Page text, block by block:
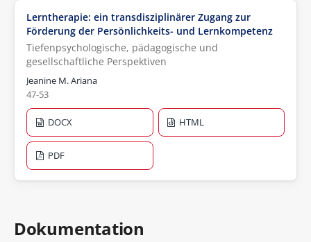
Lerntherapie: ein transdisziplinärer Zugang zur
Förderung der Persönlichkeits- und Lernkompetenz
Tiefenpsychologische, pädagogische und
gesellschaftliche Perspektiven
Jeanine M. Ariana
47-53
DOCX HTML
PDF
Dokumentation